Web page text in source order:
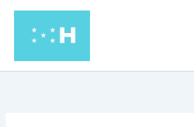
contenido